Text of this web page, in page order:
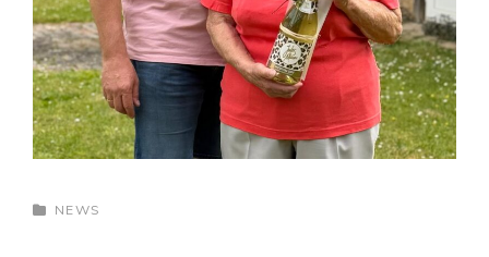
CATEGORIES
NEWS